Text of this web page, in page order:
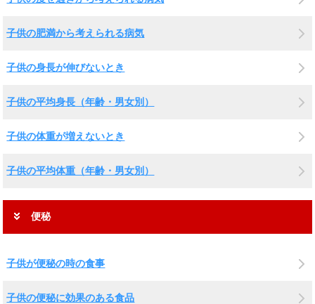
子供の肥満から考えられる病気
子供の身長が伸びないとき
子供の平均身長（年齢・男女別）
子供の体重が増えないとき
子供の平均体重（年齢・男女別）
便秘
子供が便秘の時の食事
子供の便秘に効果のある食品